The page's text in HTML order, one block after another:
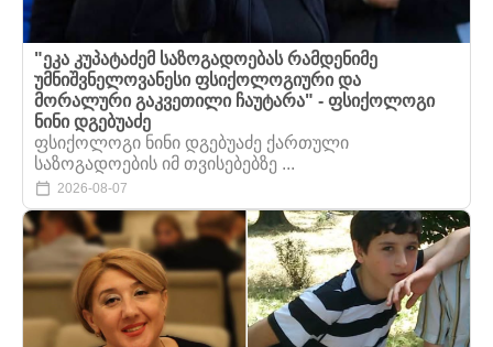
"ეკა კუპატაძემ საზოგადოებას რამდენიმე
უმნიშვნელოვანესი ფსიქოლოგიური და
მორალური გაკვეთილი ჩაუტარა" - ფსიქოლოგი
ნინი დგებუაძე
ფსიქოლოგი ნინი დგებუაძე ქართული
საზოგადოების იმ თვისებებზე ...
2026-08-07